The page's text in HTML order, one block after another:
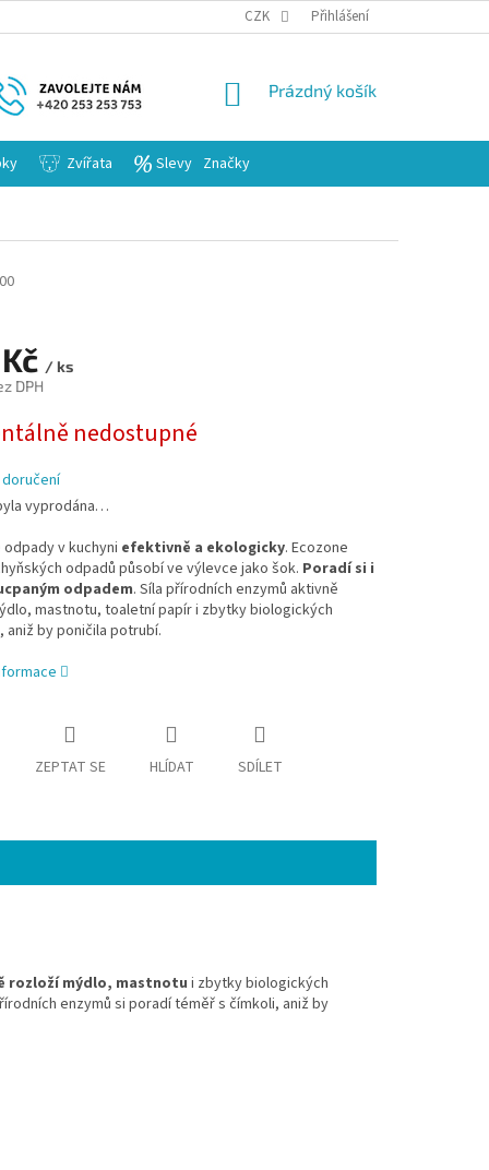
CZK Přihlášení
NÁKUPNÍ
Prázdný košík
Zvířata Slevy Značky
/ ks
DPH
nedostupné
vyprodána…
v kuchyni efektivně a ekologicky. Ecozone
odpadů působí ve výlevce jako šok. Poradí si i
odpadem. Síla přírodních enzymů aktivně
mastnotu, toaletní papír i zbytky biologických
aniž by poničila potrubí.
ZEPTAT SE HLÍDAT SDÍLET
rozloží mýdlo, mastnotu i zbytky biologických
enzymů si poradí téměř s čímkoli, aniž by